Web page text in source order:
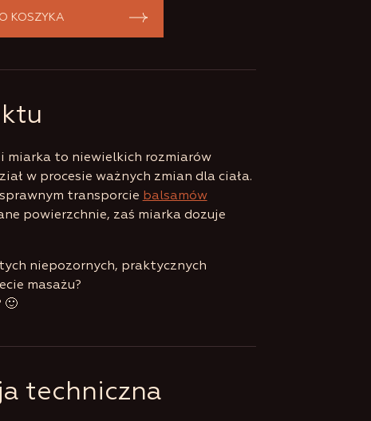
KOSZYKA
miarka to niewielkich rozmiarów
w procesie ważnych zmian dla ciała.
transporcie balsamów
powierzchnie, zaś miarka dozuje
niepozornych, praktycznych
masażu?
🙂
techniczna